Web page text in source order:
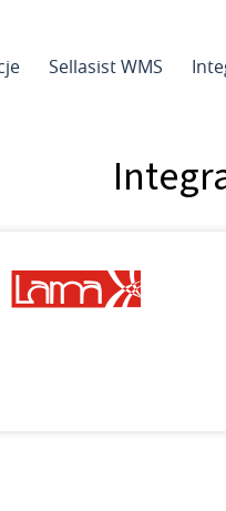
Sellasist WMS